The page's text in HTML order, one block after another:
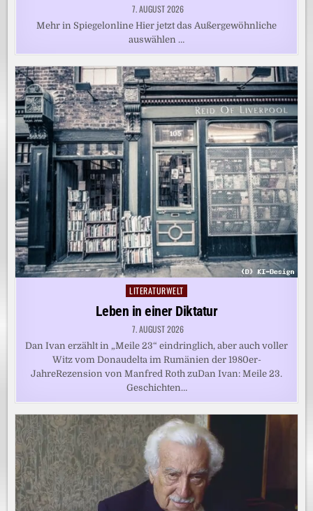
7. AUGUST 2026
Mehr in Spiegelonline Hier jetzt das Außergewöhnliche
auswählen …
Posted
in
LITERATURWELT
Leben in einer Diktatur
7. AUGUST 2026
Dan Ivan erzählt in „Meile 23“ eindringlich, aber auch voller
Witz vom Donaudelta im Rumänien der 1980er-
JahreRezension von Manfred Roth zuDan Ivan: Meile 23.
Geschichten…